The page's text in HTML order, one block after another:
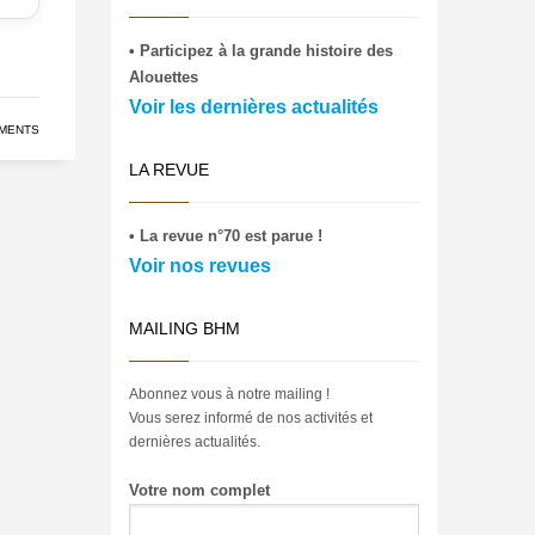
• Participez à la grande histoire des
Alouettes
Voir les dernières actualités
LA REVUE
• La revue n°70 est parue !
Voir nos revues
MAILING BHM
Abonnez vous à notre mailing !
Vous serez informé de nos activités et
dernières actualités.
Votre nom complet